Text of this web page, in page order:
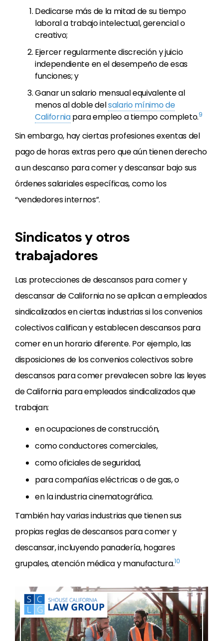
Dedicarse más de la mitad de su tiempo
laboral a trabajo intelectual, gerencial o
creativo;
Ejercer regularmente discreción y juicio
independiente en el desempeño de esas
funciones; y
Ganar un salario mensual equivalente al
menos al doble delsalario mínimo de
Californiapara empleo a tiempo completo.9
Sin embargo, hay ciertas profesiones exentas del
pago de horas extras pero que aún tienen derecho
a un descanso para comer y descansar bajo sus
órdenes salariales específicas, como los
“vendedores internos”.
Sindicatos y otros
trabajadores
Las protecciones de descansos para comer y
descansar de California no se aplican a empleados
sindicalizados en ciertas industrias si los convenios
colectivos califican y establecen descansos para
comer en un horario diferente. Por ejemplo, las
disposiciones de los convenios colectivos sobre
descansos para comer prevalecen sobre las leyes
de California para empleados sindicalizados que
trabajan:
en ocupaciones de construcción,
como conductores comerciales,
como oficiales de seguridad,
para compañías eléctricas o de gas, o
en la industria cinematográfica.
También hay varias industrias que tienen sus
propias reglas de descansos para comer y
descansar, incluyendo panadería, hogares
grupales, atención médica y manufactura.10